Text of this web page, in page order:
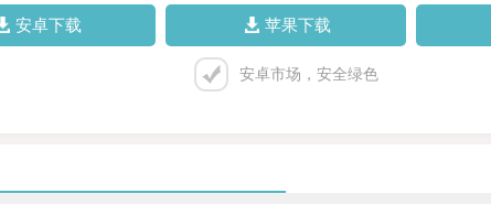
安卓下载 苹果下载
安卓市场，安全绿色